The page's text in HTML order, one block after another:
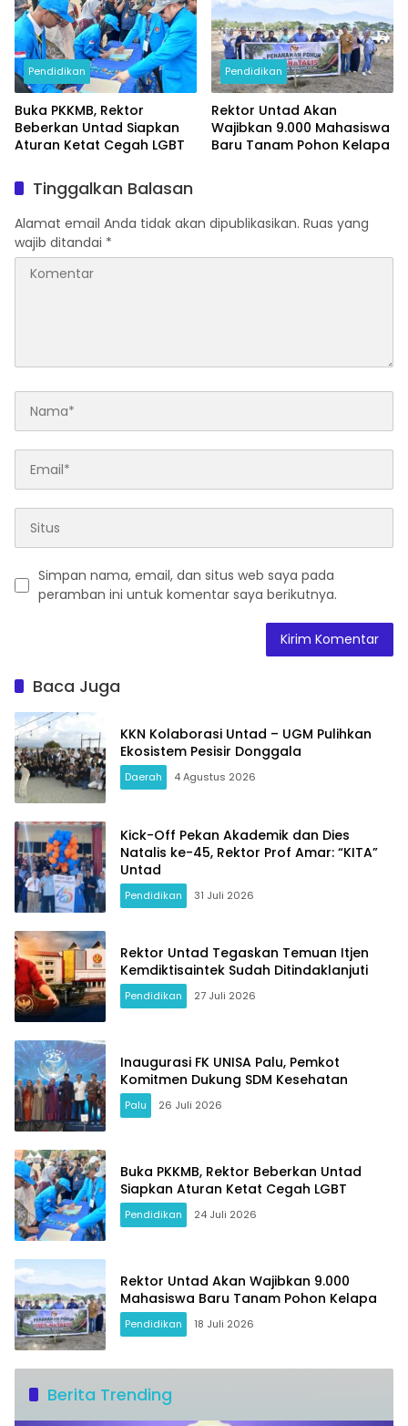
Pendidikan
Buka PKKMB, Rektor
Beberkan Untad Siapkan
Aturan Ketat Cegah LGBT
Pendidikan
Rektor Untad Akan
Wajibkan 9.000 Mahasiswa
Baru Tanam Pohon Kelapa
Tinggalkan Balasan
Alamat email Anda tidak akan dipublikasikan. Ruas yang
wajib ditandai *
Simpan nama, email, dan situs web saya pada
peramban ini untuk komentar saya berikutnya.
Baca Juga
KKN Kolaborasi Untad – UGM Pulihkan
Ekosistem Pesisir Donggala
Daerah 4 Agustus 2026
Kick-Off Pekan Akademik dan Dies
Natalis ke-45, Rektor Prof Amar: “KITA”
Untad
Pendidikan 31 Juli 2026
Rektor Untad Tegaskan Temuan Itjen
Kemdiktisaintek Sudah Ditindaklanjuti
Pendidikan 27 Juli 2026
Inaugurasi FK UNISA Palu, Pemkot
Komitmen Dukung SDM Kesehatan
Palu 26 Juli 2026
Buka PKKMB, Rektor Beberkan Untad
Siapkan Aturan Ketat Cegah LGBT
Pendidikan 24 Juli 2026
Rektor Untad Akan Wajibkan 9.000
Mahasiswa Baru Tanam Pohon Kelapa
Pendidikan 18 Juli 2026
Berita Trending